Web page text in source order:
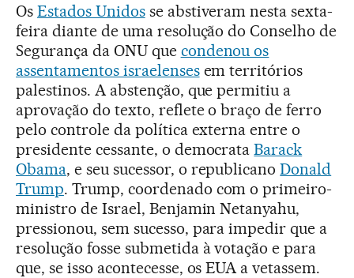
Os Estados Unidosse abstiveram nesta sexta-
feira diante de uma resolução do Conselho de
Segurança da ONU que condenou os
assentamentos israelensesem territórios
palestinos. A abstenção, que permitiu a
aprovação do texto, reflete o braço de ferro
pelo controle da política externa entre o
presidente cessante, o democrataBarack
Obama, e seu sucessor, o republicanoDonald
Trump. Trump, coordenado com o primeiro-
ministro de Israel, Benjamin Netanyahu,
pressionou, sem sucesso, para impedir que a
resolução fosse submetida à votação e para
que, se isso acontecesse, os EUA a vetassem.